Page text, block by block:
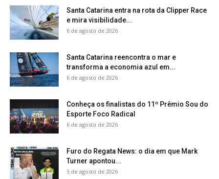
Santa Catarina entra na rota da Clipper Race
e mira visibilidade...
6 de agosto de 2026
Santa Catarina reencontra o mar e
transforma a economia azul em...
6 de agosto de 2026
Conheça os finalistas do 11º Prêmio Sou do
Esporte Foco Radical
6 de agosto de 2026
Furo do Regata News: o dia em que Mark
Turner apontou...
5 de agosto de 2026